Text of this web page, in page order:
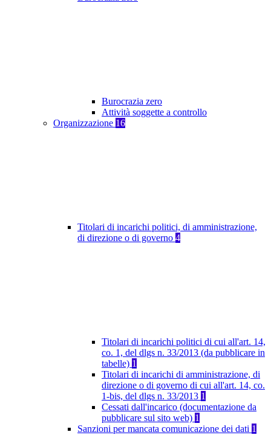
Burocrazia zero
Attività soggette a controllo
Organizzazione 16
Titolari di incarichi politici, di amministrazione,
di direzione o di governo 4
Titolari di incarichi politici di cui all'art. 14,
co. 1, del dlgs n. 33/2013 (da pubblicare in
tabelle) 1
Titolari di incarichi di amministrazione, di
direzione o di governo di cui all'art. 14, co.
1-bis, del dlgs n. 33/2013 1
Cessati dall'incarico (documentazione da
pubblicare sul sito web) 1
Sanzioni per mancata comunicazione dei dati 1